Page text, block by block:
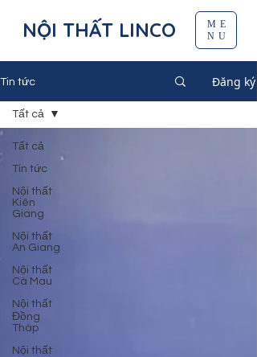
NỘI THẤT LINCO
ME
NU
Tin tức Đăng ký
Tất cả
Tin tức
Nội thất
Kiên
Giang
Nội thất
An Giang
Nội thất
Cà Mau
Nội thất
Đồng
Tháp
Nội thất
Tất cả